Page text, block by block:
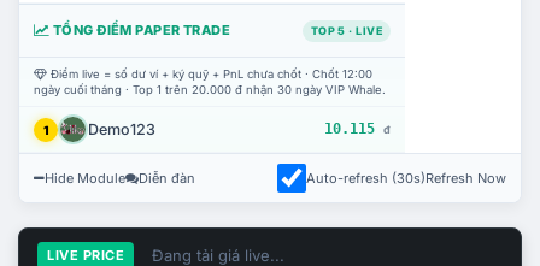
TỔNG ĐIỂM PAPER TRADE TOP 5 · LIVE
Điểm live = số dư ví + ký quỹ + PnL chưa chốt · Chốt 12:00
ngày cuối tháng · Top 1 trên 20.000 đ nhận 30 ngày VIP Whale.
1 Demo123 10.115 đ
Hide Module Diễn đàn Auto-refresh (30s)Refresh Now
LIVE PRICE Đang tải giá live...